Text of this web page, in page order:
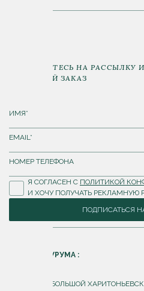
ПОДПИШИТЕСЬ НА РАССЫЛКУ
НА ПЕРВЫЙ ЗАКАЗ
Я СОГЛАСЕН С ПОЛИТИКОЙ
И ХОЧУ ПОЛУЧАТЬ РЕКЛАМНУЮ
ПОДПИСАТЬСЯ
АДРЕС ШОУРУМА :
Г. МОСКВА, БОЛЬШОЙ